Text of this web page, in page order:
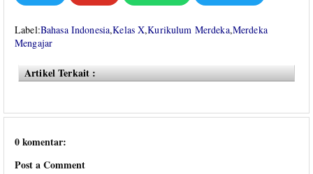
Label:Bahasa Indonesia,Kelas X,Kurikulum Merdeka,Merdeka
Mengajar
Artikel Terkait :
0 komentar:
Post a Comment